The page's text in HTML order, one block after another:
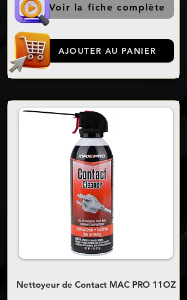
Voir la fiche complète
AJOUTER AU PANIER
Nettoyeur de Contact MAC PRO 11OZ